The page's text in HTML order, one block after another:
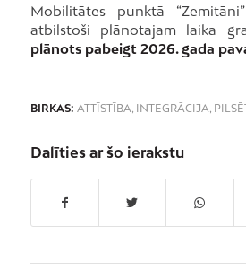
Mobilitātes punktā
atbilstoši plānotajam laika
plānots pabeigt 2026. gada
BIRKAS: ATTĪSTĪBA, INTEGRĀCIJA,
Dalīties ar šo ierakstu